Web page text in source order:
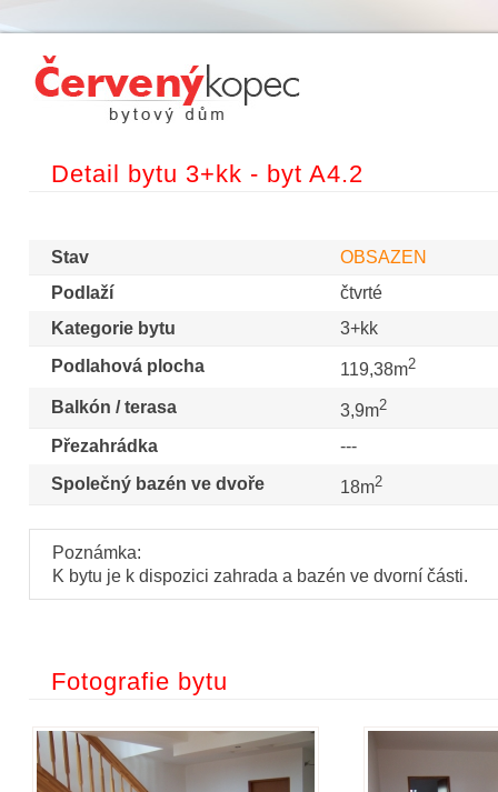
Detail bytu 3+kk - byt A4.2
Stav
OBSAZEN
Podlaží
čtvrté
Kategorie bytu
3+kk
Podlahová plocha
119,38m2
Balkón / terasa 3,9m2
Přezahrádka
---
Společný bazén ve dvoře
18m2
Poznámka:
K bytu je k dispozici zahrada a bazén ve dvorní části.
Fotografie bytu